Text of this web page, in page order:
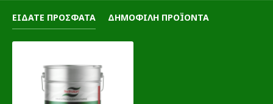
ΕΙΔΑΤΕ ΠΡΟΣΦΑΤΑ ΔΗΜΟΦΙΛΗ ΠΡΟΪΟΝΤΑ